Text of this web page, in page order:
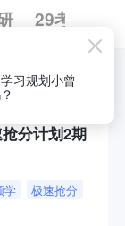
29考研
分计划2期
学 极速抢分
习规划小曾